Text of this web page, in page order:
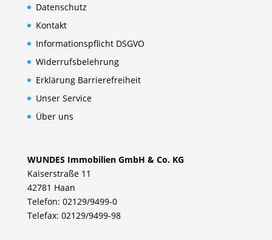
Datenschutz
Kontakt
Informationspflicht DSGVO
Widerrufsbelehrung
Erklärung Barrierefreiheit
Unser Service
Über uns
WUNDES Immobilien GmbH & Co. KG
Kaiserstraße 11
42781 Haan
Telefon: 02129/9499-0
Telefax: 02129/9499-98